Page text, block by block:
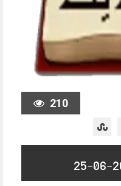
210